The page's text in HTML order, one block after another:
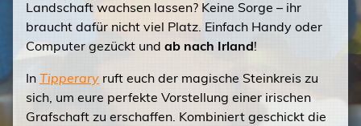
Landschaft wachsen lassen? Keine Sorge – ihr
braucht dafür nicht viel Platz. Einfach Handy oder
Computer gezückt und ab nach Irland!
In Tipperary ruft euch der magische Steinkreis zu
sich, um eure perfekte Vorstellung einer irischen
Grafschaft zu erschaffen. Kombiniert geschickt die